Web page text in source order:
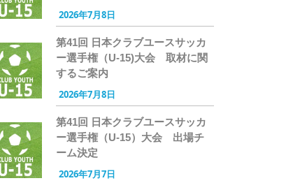
2026年7月8日
第41回 日本クラブユースサッカ
ー選手権（U-15)大会 取材に関
するご案内
2026年7月8日
第41回 日本クラブユースサッカ
ー選手権（U-15）大会 出場チ
ーム決定
2026年7月7日